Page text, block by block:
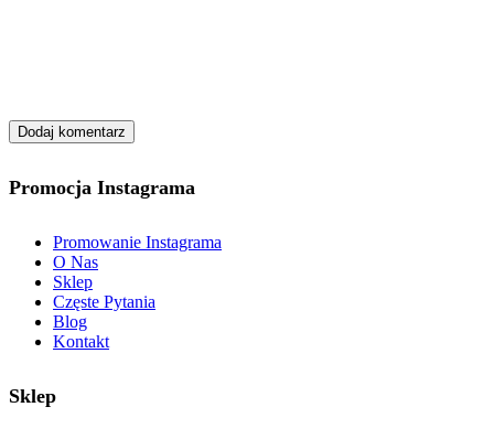
Promocja Instagrama
Promowanie Instagrama
O Nas
Sklep
Częste Pytania
Blog
Kontakt
Sklep